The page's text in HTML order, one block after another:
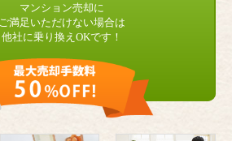
マンション売却に
ご満足いただけない場合は
他社に乗り換えOKです！